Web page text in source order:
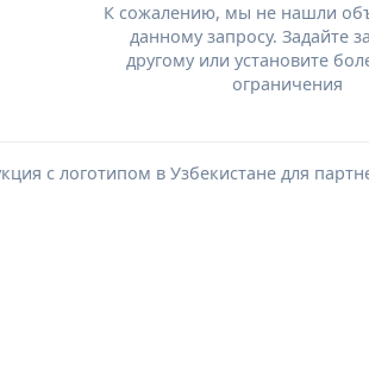
К сожалению, мы не нашли
данному запросу. Задайте
другому или установите
ограничения
с логотипом в Узбекистане для